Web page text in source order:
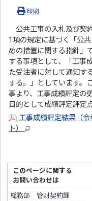
印刷
公共工事の入札及び契
1項の規定に基づく「公
めの措置に関する指針」
する事項として、「工事
た受注者に対して通知す
する。」としています。
事より、工事成績評定の
目的として成績評定評定
工事成績評定結果（
ト）
このページに関する
お問い合わせは
総務部 管財契約課